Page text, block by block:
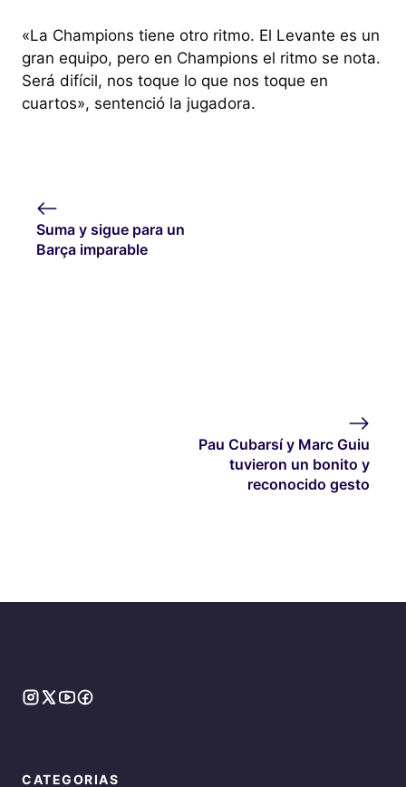
«La Champions tiene otro ritmo. El Levante es un
gran equipo, pero en Champions el ritmo se nota.
Será difícil, nos toque lo que nos toque en
cuartos», sentenció la jugadora.
Suma y sigue para un
Barça imparable
Pau Cubarsí y Marc Guiu
tuvieron un bonito y
reconocido gesto
CATEGORIAS